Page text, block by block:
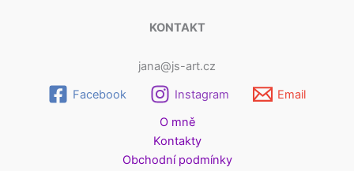
KONTAKT
jana@js-art.cz
Facebook
Instagram
Email
O mně
Kontakty
Obchodní podmínky